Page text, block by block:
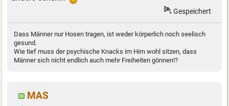
Gespeichert
Dass Männer nur Hosen tragen, ist weder körperlich noch seelisch
gesund.
Wie tief muss der psychische Knacks im Hirn wohl sitzen, dass
Männer sich nicht endlich auch mehr Freiheiten gönnen!?
MAS